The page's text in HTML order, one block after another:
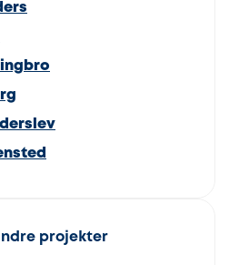
projekter